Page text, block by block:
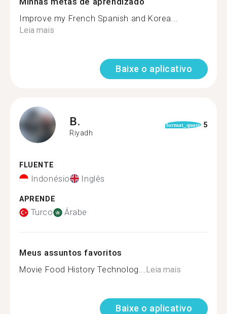
Improve my French Spanish and Korea...
Leia mais
Baixe o aplicativo
B.
Riyadh
format_quote 5
FLUENTE
Indonésio Inglês
APRENDE
Turco Árabe
Meus assuntos favoritos
Movie Food History Technolog...Leia mais
Baixe o aplicativo